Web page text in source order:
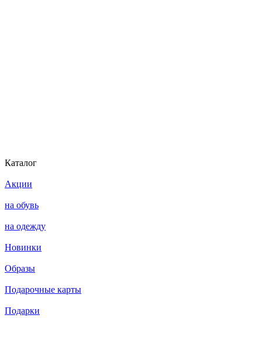
Каталог
Акции
на обувь
на одежду
Новинки
Образы
Подарочные карты
Подарки